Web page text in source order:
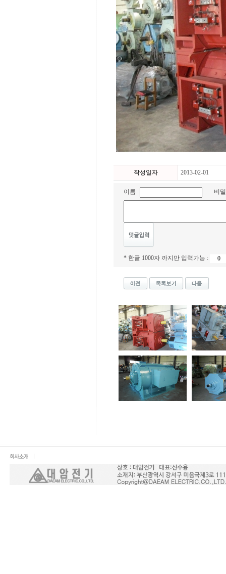
작성일자 2013-02-01
이름 비
* 한글 1000자 까지만 입력가능 :